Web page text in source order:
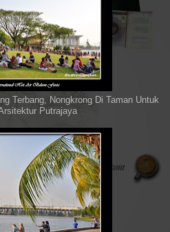
Terbang, Nongkrong Di Taman Untuk
Putrajaya